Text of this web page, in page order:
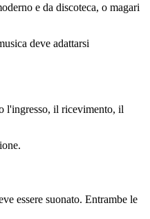
e da discoteca, o magari
deve adattarsi
l'ingresso, il ricevimento, il
essere suonato. Entrambe le